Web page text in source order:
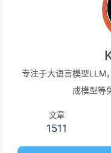
专注于大语言模型LLM
成模型等
文章
1511